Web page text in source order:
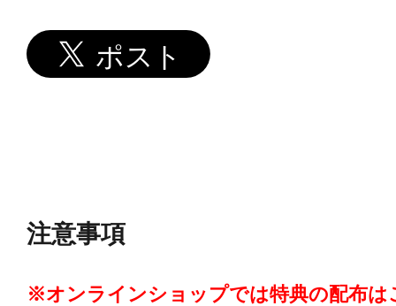
注意事項
※オンラインショップでは特典の配布は